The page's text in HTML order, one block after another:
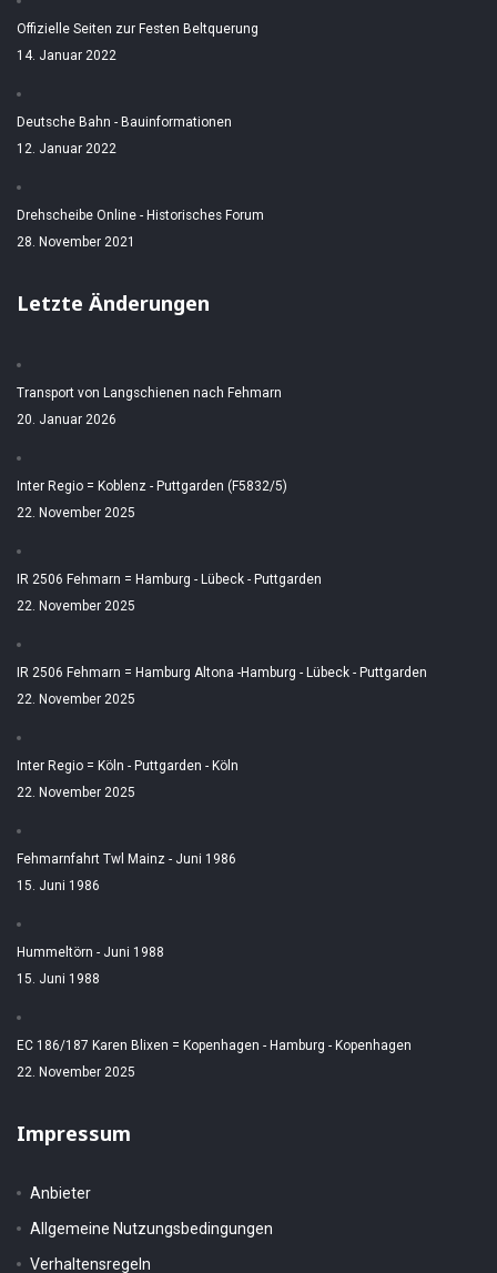
Offizielle Seiten zur Festen Beltquerung
14. Januar 2022
Deutsche Bahn - Bauinformationen
12. Januar 2022
Drehscheibe Online - Historisches Forum
28. November 2021
Letzte Änderungen
Transport von Langschienen nach Fehmarn
20. Januar 2026
Inter Regio = Koblenz - Puttgarden (F5832/5)
22. November 2025
IR 2506 Fehmarn = Hamburg - Lübeck - Puttgarden
22. November 2025
IR 2506 Fehmarn = Hamburg Altona -Hamburg - Lübeck - Puttgarden
22. November 2025
Inter Regio = Köln - Puttgarden - Köln
22. November 2025
Fehmarnfahrt Twl Mainz - Juni 1986
15. Juni 1986
Hummeltörn - Juni 1988
15. Juni 1988
EC 186/187 Karen Blixen = Kopenhagen - Hamburg - Kopenhagen
22. November 2025
Impressum
Anbieter
Allgemeine Nutzungsbedingungen
Verhaltensregeln